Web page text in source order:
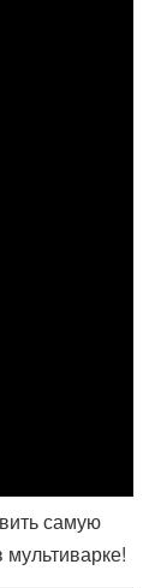
самую